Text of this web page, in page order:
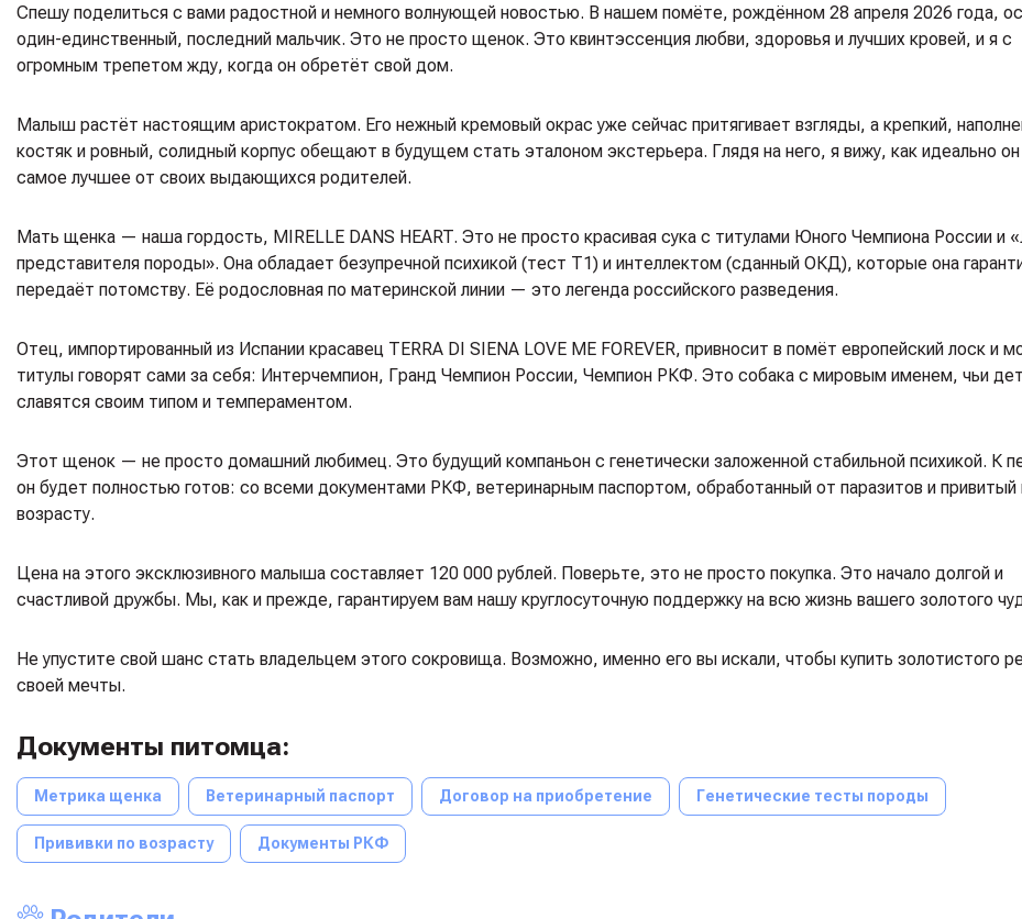
Спешу поделиться с вами радостной и немного волнующей новостью. В нашем помёте, рождённом 28 апреля 2026 года,
один-единственный, последний мальчик. Это не просто щенок. Это квинтэссенция любви, здоровья и лучших кровей, и я с
огромным трепетом жду, когда он обретёт свой дом.
Малыш растёт настоящим аристократом. Его нежный кремовый окрас уже сейчас притягивает взгляды, а крепкий,
костяк и ровный, солидный корпус обещают в будущем стать эталоном экстерьера. Глядя на него, я вижу, как идеально он
самое лучшее от своих выдающихся родителей.
Мать щенка — наша гордость, MIRELLE DANS HEART. Это не просто красивая сука с титулами Юного Чемпиона России и
представителя породы». Она обладает безупречной психикой (тест Т1) и интеллектом (сданный ОКД), которые она
передаёт потомству. Её родословная по материнской линии — это легенда российского разведения.
Отец, импортированный из Испании красавец TERRA DI SIENA LOVE ME FOREVER, привносит в помёт европейский лоск и
титулы говорят сами за себя: Интерчемпион, Гранд Чемпион России, Чемпион РКФ. Это собака с мировым именем, чьи
славятся своим типом и темпераментом.
Этот щенок — не просто домашний любимец. Это будущий компаньон с генетически заложенной стабильной психикой. К
он будет полностью готов: со всеми документами РКФ, ветеринарным паспортом, обработанный от паразитов и привитый
возрасту.
Цена на этого эксклюзивного малыша составляет 120 000 рублей. Поверьте, это не просто покупка. Это начало долгой и
счастливой дружбы. Мы, как и прежде, гарантируем вам нашу круглосуточную поддержку на всю жизнь вашего золотого
Не упустите свой шанс стать владельцем этого сокровища. Возможно, именно его вы искали, чтобы купить золотистого
своей мечты.
Документы питомца:
Метрика щенка Ветеринарный паспорт Договор на приобретение Генетические тесты породы
Прививки по возрасту Документы РКФ